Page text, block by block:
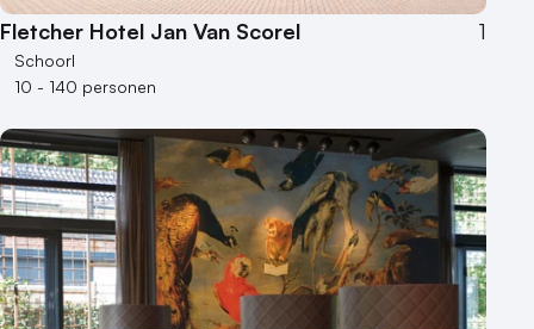
Fletcher Hotel Jan Van Scorel 1
Schoorl
10 - 140 personen